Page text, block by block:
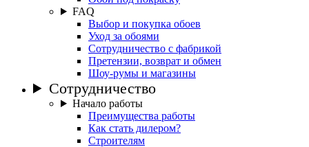
FAQ
Выбор и покупка обоев
Уход за обоями
Сотрудничество с фабрикой
Претензии, возврат и обмен
Шоу-румы и магазины
Сотрудничество
Начало работы
Преимущества работы
Как стать дилером?
Строителям